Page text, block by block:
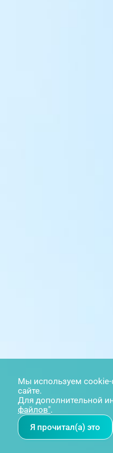
Мы используем cookie-
сайте.
Для дополнительной
файлов".
Я прочитал(а) это